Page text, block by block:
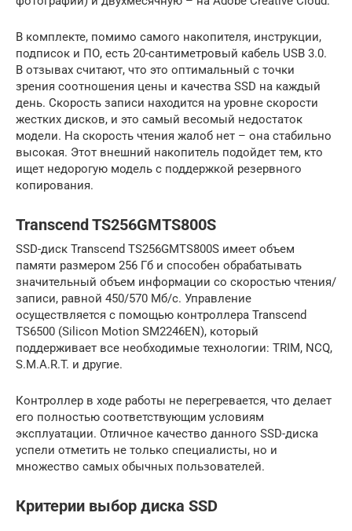
В комплекте, помимо самого накопителя, инструкции,
подписок и ПО, есть 20-сантиметровый кабель USB 3.0.
В отзывах считают, что это оптимальный с точки
зрения соотношения цены и качества SSD на каждый
день. Скорость записи находится на уровне скорости
жестких дисков, и это самый весомый недостаток
модели. На скорость чтения жалоб нет – она стабильно
высокая. Этот внешний накопитель подойдет тем, кто
ищет недорогую модель с поддержкой резервного
копирования.
Transcend TS256GMTS800S
SSD-диск Transcend TS256GMTS800S имеет объем
памяти размером 256 Гб и способен обрабатывать
значительный объем информации со скоростью чтения/
записи, равной 450/570 Мб/с. Управление
осуществляется с помощью контроллера Transcend
TS6500 (Silicon Motion SM2246EN), который
поддерживает все необходимые технологии: TRIM, NCQ,
S.M.A.R.T. и другие.
Контроллер в ходе работы не перегревается, что делает
его полностью соответствующим условиям
эксплуатации. Отличное качество данного SSD-диска
успели отметить не только специалисты, но и
множество самых обычных пользователей.
Критерии выбор диска SSD